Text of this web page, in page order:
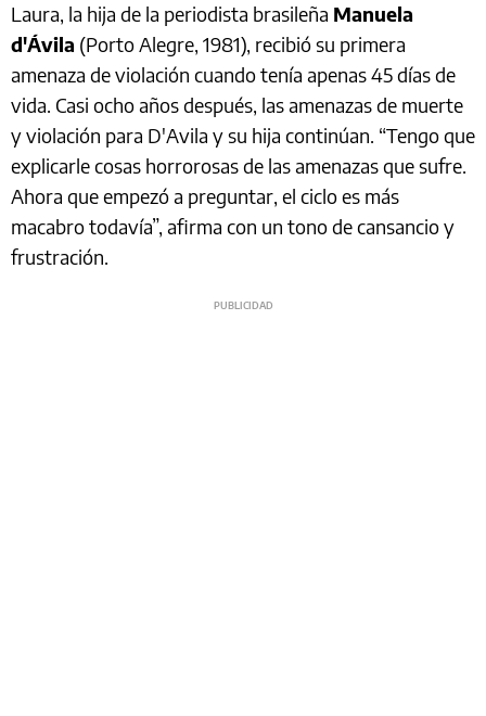
Laura, la hija de la periodista brasileña Manuela
d'Ávila (Porto Alegre, 1981), recibió su primera
amenaza de violación cuando tenía apenas 45 días de
vida. Casi ocho años después, las amenazas de muerte
y violación para D'Avila y su hija continúan. “Tengo que
explicarle cosas horrorosas de las amenazas que sufre.
Ahora que empezó a preguntar, el ciclo es más
macabro todavía”, afirma con un tono de cansancio y
frustración.